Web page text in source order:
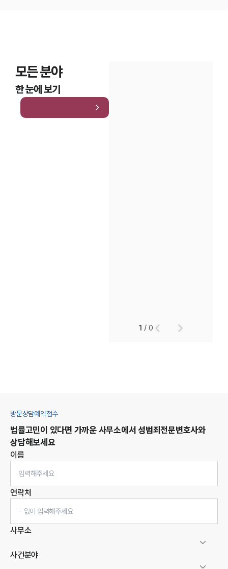
모든 분야
한 눈에 보기
1 /0
방문상담예약접수
법률고민이 있다면 가까운 사무소에서 성범죄전문변호사와
상담해보세요
이름
연락처
사무소
사건분야